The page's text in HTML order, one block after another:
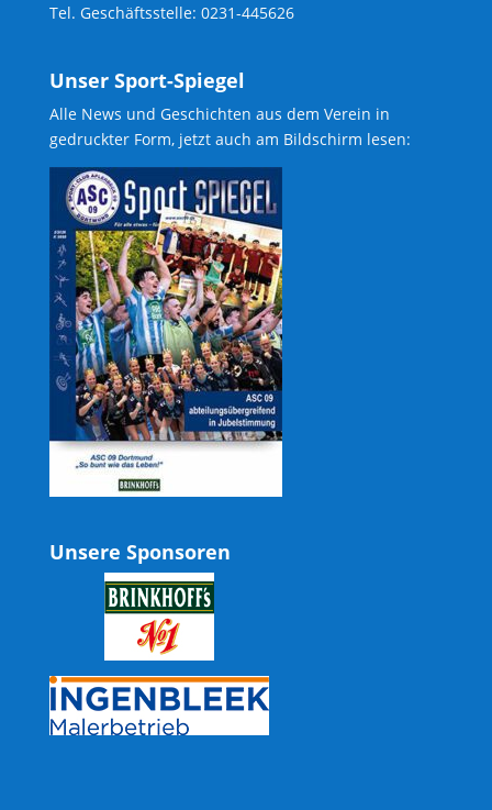
Tel. Geschäftsstelle: 0231-445626
Unser Sport-Spiegel
Alle News und Geschichten aus dem Verein in
gedruckter Form, jetzt auch am Bildschirm lesen:
Unsere Sponsoren